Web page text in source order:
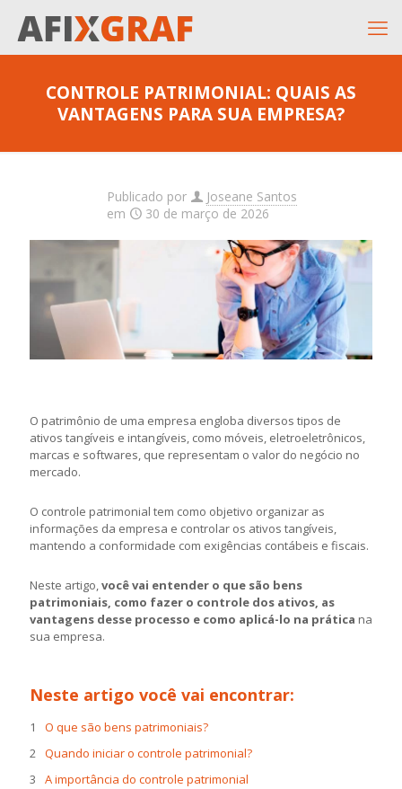
CONTROLE PATRIMONIAL: QUAIS AS
VANTAGENS PARA SUA EMPRESA?
Publicado por
Joseane Santos
em
30 de março de 2026
O patrimônio de uma empresa engloba diversos tipos de
ativos tangíveis e intangíveis, como móveis, eletroeletrônicos,
marcas e softwares, que representam o valor do negócio no
mercado.
O controle patrimonial tem como objetivo organizar as
informações da empresa e controlar os ativos tangíveis,
mantendo a conformidade com exigências contábeis e fiscais.
Neste artigo,você vai entender o que são bens
patrimoniais, como fazer o controle dos ativos, as
vantagens desse processo e como aplicá-lo na prática na
sua empresa.
Neste artigo você vai encontrar:
O que são bens patrimoniais?
Quando iniciar o controle patrimonial?
A importância do controle patrimonial